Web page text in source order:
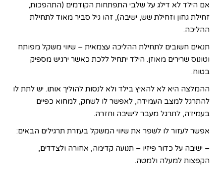
אם הילד לא דילג על שלבי התפתחות הקודמים (התהפכות,
זחילת גחון וזחילת שש, ישיבה), זהו גיל סביר מאוד לתחילת
ההליכה.
תנאים חשובים לתחילת ההליכה עצמאית – שיווי משקל מפותח
וטונוס שרירים מאוזן. הילד יתחיל ללכת כאשר ירגיש מספיק
בטוח.
ההמלצה היא לא להאיץ בילד ולא לנסות להוליך אותו. יש לתת לו
להתרגל למצב העמידה, לאפשר לו לשחק, למחוא כפיים
בעמידה, לתרגל מעבר לישיבה וחזרה.
אפשר לעזור לו לשפר את שיווי המשקל בעזרת תרגילים הבאים:
– ישיבה על כדור פיזיו – תנועה קדימה, אחורה ולצדדים,
הקפצות למעלה ולמטה.